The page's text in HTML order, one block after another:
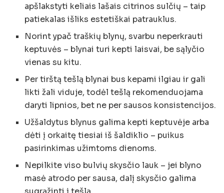
apšlakstyti keliais lašais citrinos sulčių – taip
patiekalas išliks estetiškai patrauklus.
Norint ypač traškių blynų, svarbu neperkrauti
keptuvės – blynai turi kepti laisvai, be sąlyčio
vienas su kitu.
Per tirštą tešlą blynai bus kepami ilgiau ir gali
likti žali viduje, todėl tešlą rekomenduojama
daryti lipnios, bet ne per sausos konsistencijos.
Užšaldytus blynus galima kepti keptuvėje arba
dėti į orkaitę tiesiai iš šaldiklio – puikus
pasirinkimas užimtoms dienoms.
Nepilkite viso bulvių skysčio lauk – jei blyno
masė atrodo per sausa, dalį skysčio galima